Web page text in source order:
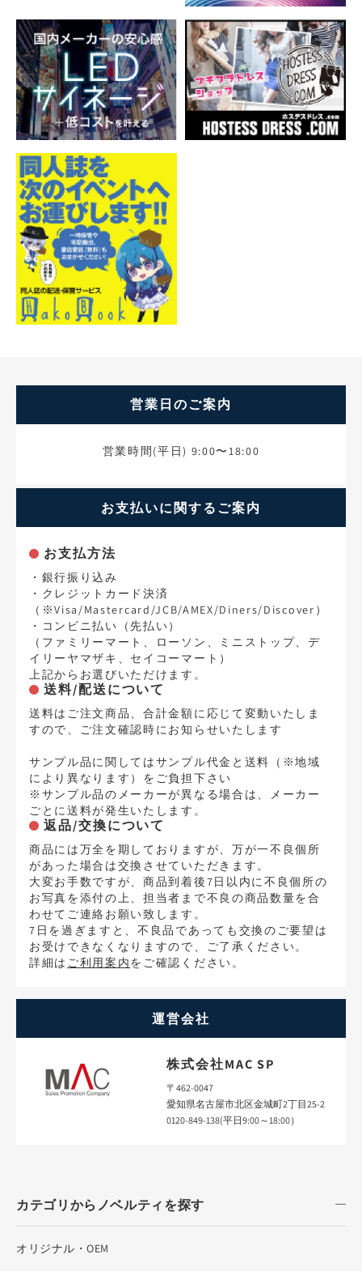
営業日のご案内
営業時間(平日) 9:00〜18:00
お支払いに関するご案内
お支払方法
・銀行振り込み
・クレジットカード決済
（※Visa/Mastercard/JCB/AMEX/Diners/Discover）
・コンビニ払い（先払い）
（ファミリーマート、ローソン、ミニストップ、デ
イリーヤマザキ、セイコーマート）
上記からお選びいただけます。
送料/配送について
送料はご注文商品、合計金額に応じて変動いたしま
すので、ご注文確認時にお知らせいたします
サンプル品に関してはサンプル代金と送料（※地域
により異なります）をご負担下さい
※サンプル品のメーカーが異なる場合は、メーカー
ごとに送料が発生いたします。
返品/交換について
商品には万全を期しておりますが、万が一不良個所
があった場合は交換させていただきます。
大変お手数ですが、商品到着後7日以内に不良個所の
お写真を添付の上、担当者まで不良の商品数量を合
わせてご連絡お願い致します。
7日を過ぎますと、不良品であっても交換のご要望は
お受けできなくなりますので、ご了承ください。
詳細は ご利用案内をご確認ください。
運営会社
株式会社MAC SP
〒462-0047
愛知県名古屋市北区金城町2丁目25-2
0120-849-138(平日9:00～18:00）
カテゴリからノベルティを探す
オリジナル・OEM